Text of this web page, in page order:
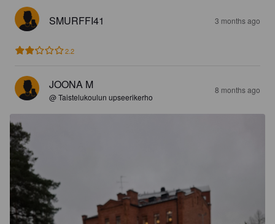
SMURFFI41 3 months ago
2.2
JOONA M
@ Taistelukoulun upseerikerho
8 months ago